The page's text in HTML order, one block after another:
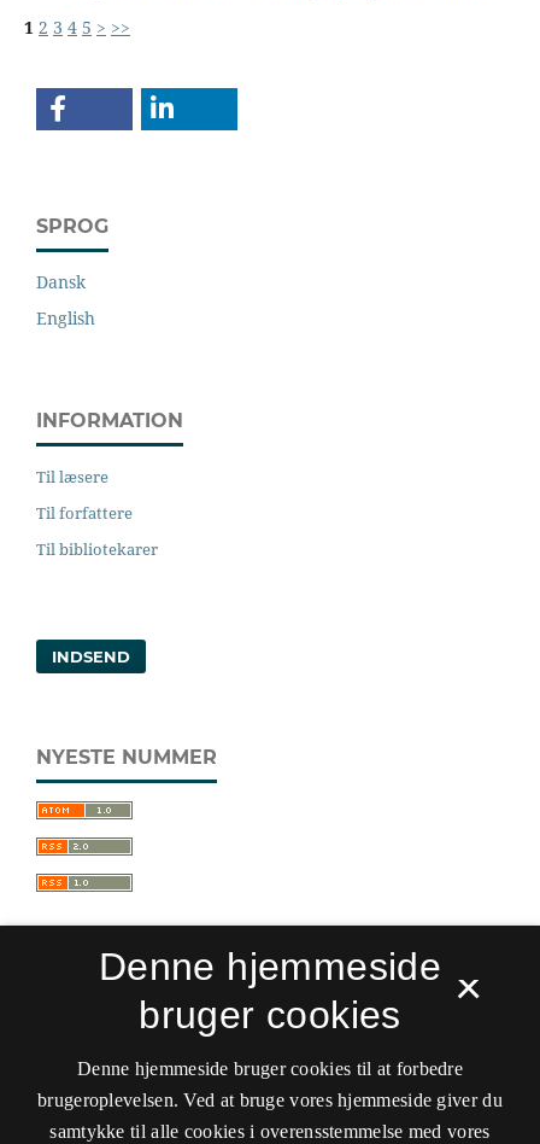
1 2 3 4 5 > >>
SPROG
Dansk
English
INFORMATION
Til læsere
Til forfattere
Til bibliotekarer
INDSEND
NYESTE NUMMER
Sprogforum. Tidsskrift for sprog- og
kulturpædagogik
ISSN 0909-9328 (Trykt)
ISSN 1399-8617 (Online)
Tilgængelighedserklæring
×
Denne hjemmeside
bruger cookies
Denne hjemmeside bruger cookies til at forbedre
brugeroplevelsen. Ved at bruge vores hjemmeside giver du
samtykke til alle cookies i overensstemmelse med vores